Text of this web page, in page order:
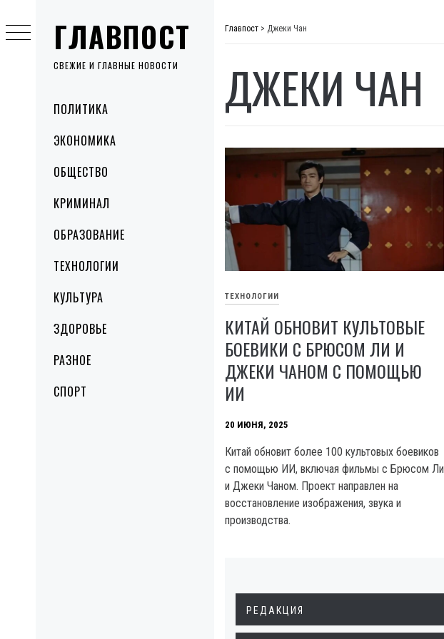
ГЛАВПОСТ
СВЕЖИЕ И ГЛАВНЫЕ НОВОСТИ
MenuПОЛИТИКА
ЭКОНОМИКА
ОБЩЕСТВО
КРИМИНАЛ
ОБРАЗОВАНИЕ
ТЕХНОЛОГИИ
КУЛЬТУРА
ЗДОРОВЬЕ
РАЗНОЕ
СПОРТ
to
content
Главпост > Джеки Чан
ДЖЕКИ ЧАН
ТЕХНОЛОГИИ
КИТАЙ ОБНОВИТ КУЛЬТОВЫЕ
БОЕВИКИ С БРЮСОМ ЛИ И
ДЖЕКИ ЧАНОМ С ПОМОЩЬЮ
ИИ
20 ИЮНЯ, 2025
Китай обновит более 100 культовых боевиков
с помощью ИИ, включая фильмы с Брюсом Ли
и Джеки Чаном. Проект направлен на
восстановление изображения, звука и
производства.
РЕДАКЦИЯ